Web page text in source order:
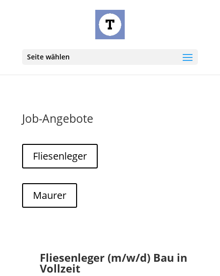
Seite wählen
Job-Angebote
Fliesenleger
Maurer
Fliesenleger (m/w/d) Bau in
Vollzeit